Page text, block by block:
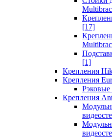
[17]
[1]
Крепления
Крепления
Рэковые
Крепления